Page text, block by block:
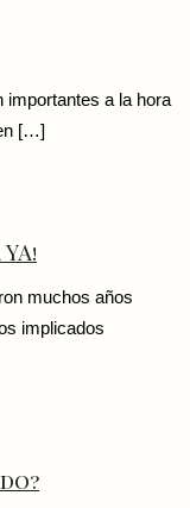
importantes a la hora
[…]
muchos años
implicados